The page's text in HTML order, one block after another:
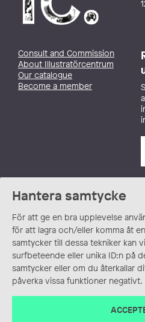
Hantera samtycke
För att ge en bra upplevelse
för att lagra och/eller komma åt
samtycker till dessa tekniker kan
surfbeteende eller unika ID:n på
samtycker eller om du återkallar
påverka vissa funktioner negativt.
Consult and Commission
About Illustratörcentrum
Our catalogue
Become a member